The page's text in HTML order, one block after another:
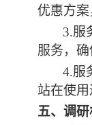
优惠方案
3.服
服务，确
4.服
站在使用
五、 调